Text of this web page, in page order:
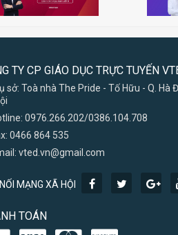
TY CP GIÁO DỤC TRỰC TUYẾN
sở: Toà nhà The Pride - Tố Hữu - Q. Hà
0976.266.202/0386.104.708
0466 864 535
vted.vn@gmail.com
MẠNG XÃ HỘI
TOÁN